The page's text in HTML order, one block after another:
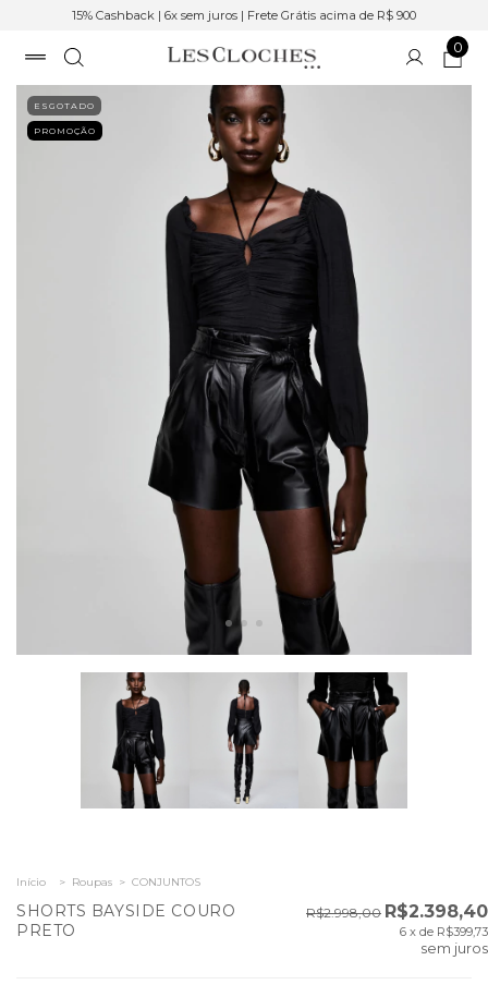
15% Cashback | 6x sem juros | Frete Grátis acima de R$ 900
0
ESGOTADO
PROMOÇÃO
Início > Roupas > CONJUNTOS
SHORTS BAYSIDE COURO
PRETO
R$2.998,00 R$2.398,40
6 x de R$399,73
sem juros